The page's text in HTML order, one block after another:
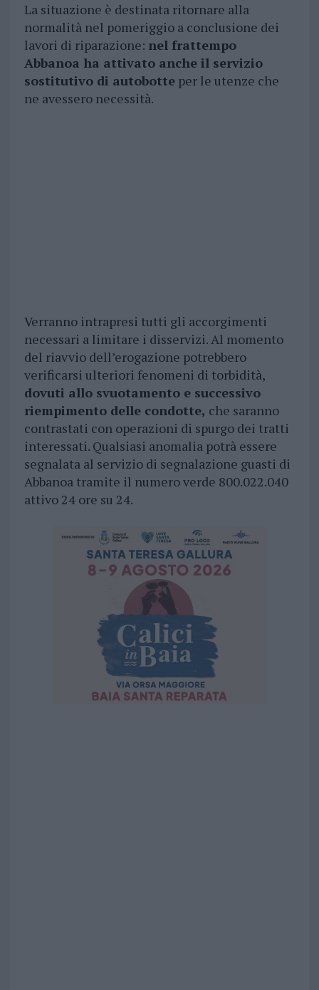
La situazione è destinata ritornare alla
normalità nel pomeriggio a conclusione dei
lavori di riparazione: nel frattempo
Abbanoa ha attivato anche il servizio
sostitutivo di autobotteper le utenze che
ne avessero necessità.
Verranno intrapresi tutti gli accorgimenti
necessari a limitare i disservizi. Al momento
del riavvio dell’erogazione potrebbero
verificarsi ulteriori fenomeni di torbidità,
dovuti allo svuotamento e successivo
riempimento delle condotte, che saranno
contrastati con operazioni di spurgo dei tratti
interessati. Qualsiasi anomalia potrà essere
segnalata al servizio di segnalazione guasti di
Abbanoa tramite il numero verde 800.022.040
attivo 24 ore su 24.